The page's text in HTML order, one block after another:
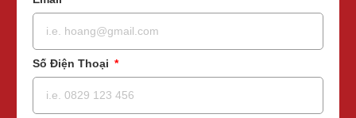
Số Điện Thoại